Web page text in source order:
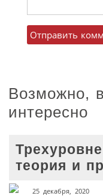
Возможно,
интересно
теория и
25 декабря, 2020